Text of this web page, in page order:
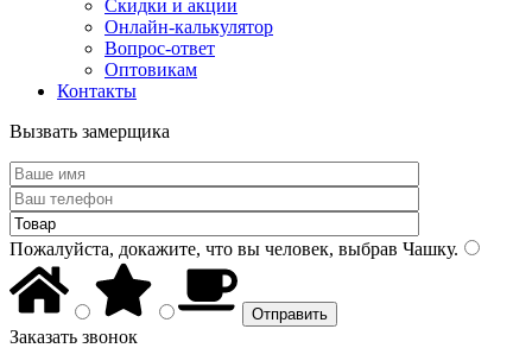
Скидки и акции
Онлайн-калькулятор
Вопрос-ответ
Оптовикам
Контакты
Вызвать замерщика
Пожалуйста, докажите, что вы человек, выбрав Чашку.
Заказать звонок